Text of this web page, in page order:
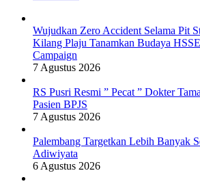
Wujudkan Zero Accident Selama Pit
Kilang Plaju Tanamkan Budaya
Campaign
7 Agustus 2026
RS Pusri Resmi ” Pecat ” Dokter
Pasien BPJS
7 Agustus 2026
Palembang Targetkan Lebih Banyak
Adiwiyata
6 Agustus 2026